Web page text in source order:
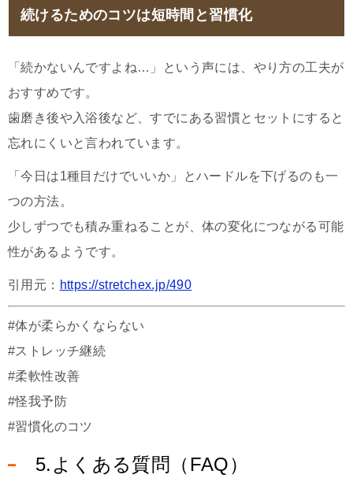
続けるためのコツは短時間と習慣化
「続かないんですよね…」という声には、やり方の工夫が
おすすめです。
歯磨き後や入浴後など、すでにある習慣とセットにすると
忘れにくいと言われています。
「今日は1種目だけでいいか」とハードルを下げるのも一
つの方法。
少しずつでも積み重ねることが、体の変化につながる可能
性があるようです。
引用元： https://stretchex.jp/490
#体が柔らかくならない
#ストレッチ継続
#柔軟性改善
#怪我予防
#習慣化のコツ
5.よくある質問（FAQ）